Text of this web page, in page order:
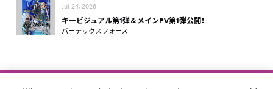
Jul 24, 2026
キービジュアル第1弾＆メインPV第1弾公開！
バーテックスフォース